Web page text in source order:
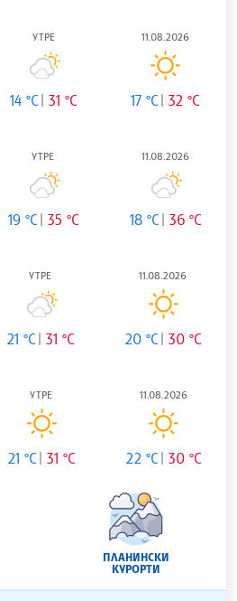
УТРЕ
14 °C 31 °C
11.08.2026
17 °C 32 °C
УТРЕ
19 °C 35 °C
11.08.2026
18 °C 36 °C
УТРЕ
21 °C 31 °C
11.08.2026
20 °C 30 °C
УТРЕ
21 °C 31 °C
11.08.2026
22 °C 30 °C
ПЛАНИНСКИ
КУРОРТИ